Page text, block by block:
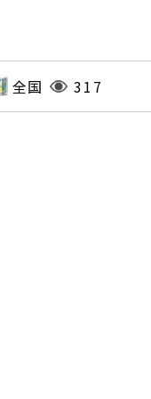
全国 317